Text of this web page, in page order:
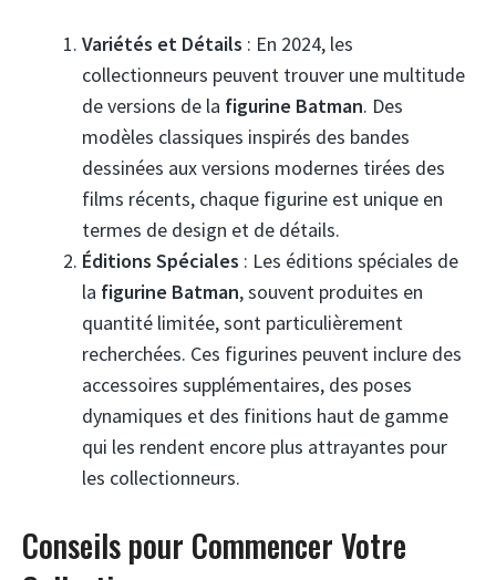
Variétés et Détails : En 2024, les
collectionneurs peuvent trouver une multitude
de versions de la figurine Batman. Des
modèles classiques inspirés des bandes
dessinées aux versions modernes tirées des
films récents, chaque figurine est unique en
termes de design et de détails.
Éditions Spéciales : Les éditions spéciales de
la figurine Batman, souvent produites en
quantité limitée, sont particulièrement
recherchées. Ces figurines peuvent inclure des
accessoires supplémentaires, des poses
dynamiques et des finitions haut de gamme
qui les rendent encore plus attrayantes pour
les collectionneurs.
Conseils pour Commencer Votre